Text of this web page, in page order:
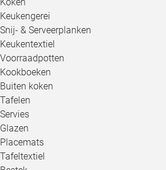
Keukengerei
Snij- & Serveerplanken
Keukentextiel
Voorraadpotten
Kookboeken
Buiten koken
Tafelen
Servies
Glazen
Placemats
Tafeltextiel